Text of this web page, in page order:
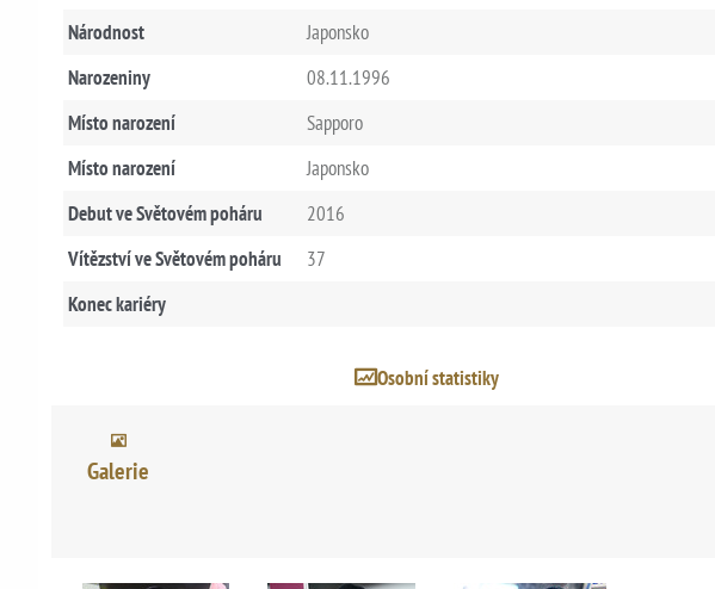
Národnost
Japonsko
Narozeniny
08.11.1996
Místo narození
Sapporo
Místo narození
Japonsko
Debut ve Světovém poháru
2016
Vítězství ve Světovém poháru
37
Konec kariéry
Osobní statistiky
Galerie